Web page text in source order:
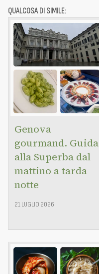
QUALCOSA DI SIMILE:
Genova
gourmand. Guida
alla Superba dal
mattino a tarda
notte
21 LUGLIO 2026